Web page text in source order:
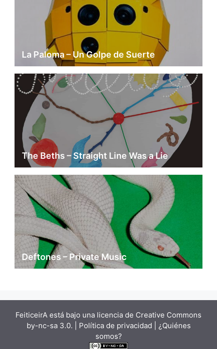
La Paloma – Un Golpe de Suerte
The Beths – Straight Line Was a Lie
Deftones – Private Music
FeiticeirA está bajo una licencia de Creative Commons
by-nc-sa 3.0. | Política de privacidad | ¿Quiénes
somos?